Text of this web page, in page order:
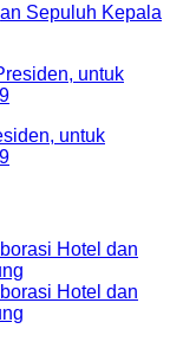
Sepuluh Kepala
untuk